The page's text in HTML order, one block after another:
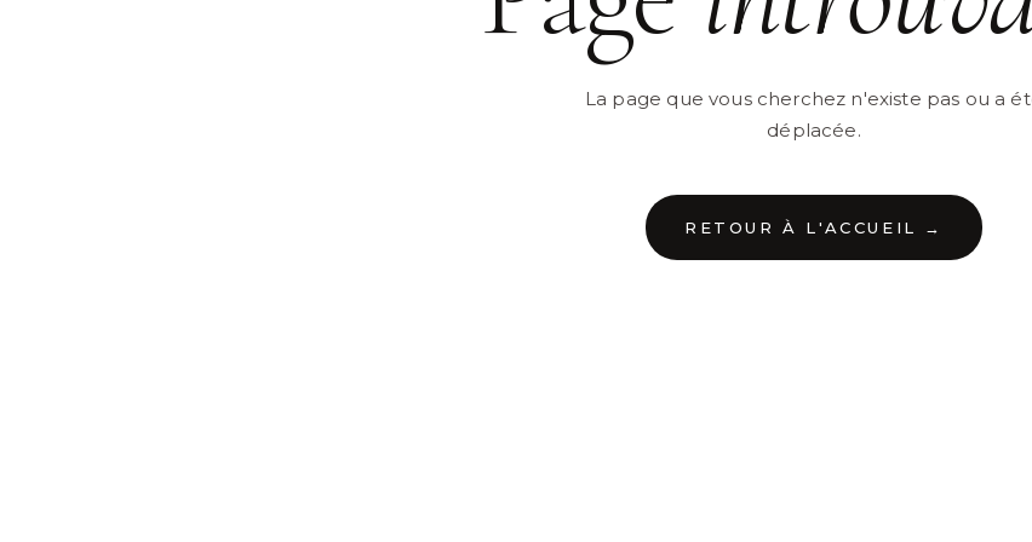
La page que vous cherchez n'existe pas ou a
déplacée.
RETOUR À L'ACCUEIL →